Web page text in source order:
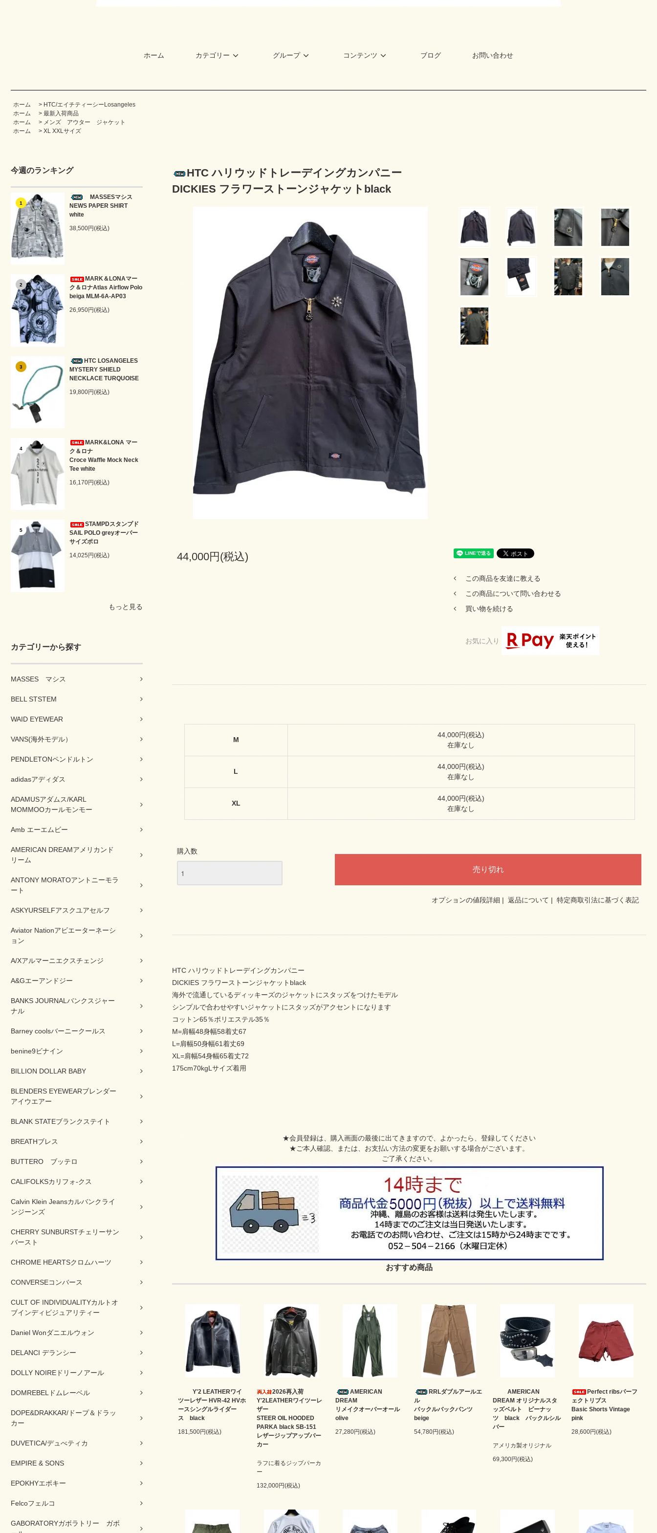
ホーム カテゴリー グループ コンテンツ ブログ お問い合わせ
ホーム > HTC/エイチティーシーLosangeles
ホーム
> 最新入荷商品
ホーム
> メンズ アウター ジャケット
ホーム
> XL XXLサイズ
今週のランキング
1
MASSESマシス
NEWS PAPER SHIRT
white
38,500円(税込)
2
MARK＆LONAマー
ク＆ロナAtlas Airflow Polo
beiga MLM-6A-AP03
26,950円(税込)
3
HTC LOSANGELES
MYSTERY SHIELD
NECKLACE TURQUOISE
19,800円(税込)
4
MARK&LONA マー
ク＆ロナ
Croce Waffle Mock Neck
Tee white
16,170円(税込)
5
STAMPDスタンプド
SAIL POLO greyオーバー
サイズポロ
14,025円(税込)
もっと見る
カテゴリーから探す
MASSES マシス
BELL STSTEM
WAID EYEWEAR
VANS(海外モデル）
PENDLETONペンドルトン
adidasアディダス
ADAMUSアダムス/KARL
MOMMOOカールモンモー
Amb エーエムビー
AMERICAN DREAMアメリカンド
リーム
ANTONY MORATOアントニーモラ
ート
ASKYURSELFアスクユアセルフ
Aviator Nationアビエーターネーシ
ョン
A/Xアルマーニエクスチェンジ
A&Gエーアンドジー
BANKS JOURNALバンクスジャー
ナル
Barney coolsバーニークールス
benine9ビナイン
BILLION DOLLAR BABY
BLENDERS EYEWEARブレンダー
アイウエアー
BLANK STATEブランクステイト
BREATHブレス
BUTTERO ブッテロ
CALIFOLKSカリフォ-クス
Calvin Klein Jeansカルバンクライ
ンジーンズ
CHERRY SUNBURSTチェリーサン
バースト
CHROME HEARTSクロムハーツ
CONVERSEコンバース
CULT OF INDIVIDUALITYカルトオ
ブインディビジュアリティー
Daniel Wonダニエルウォン
DELANCI デランシー
DOLLY NOIREドリーノアール
DOMREBELドムレーベル
DOPE&DRAKKAR/ドープ＆ドラッ
カー
DUVETICA/デュべティカ
EMPIRE & SONS
EPOKHYエポキー
Felcoフェルコ
GABORATORYガボラトリー ガボ
HTC ハリウッドトレーデイングカンパニー
DICKIES フラワーストーンジャケットblack
44,000円(税込)
この商品を友達に教える
この商品について問い合わせる
買い物を続ける
お気に入り
M
44,000円(税込)
在庫なし
L
44,000円(税込)
在庫なし
XL
44,000円(税込)
在庫なし
購入数
オプションの値段詳細 | 返品について | 特定商取引法に基づく表記
HTC ハリウッドトレーデイングカンパニー
DICKIES フラワーストーンジャケットblack
海外で流通しているディッキーズのジャケットにスタッズをつけたモデル
シンプルで合わせやすいジャケットにスタッズがアクセントになります
コットン65％ポリエステル35％
M=肩幅48身幅58着丈67
L=肩幅50身幅61着丈69
XL=肩幅54身幅65着丈72
175cm70kgLサイズ着用
★会員登録は、購入画面の最後に出てきますので、よかったら、登録してください
★ご本人確認、または、お支払い方法の変更をお願いする場合がございます。
ご了承ください。
おすすめ商品
Y'2 LEATHERワイ
ツーレザー HVR-42 HVホ
ースシングルライダー
ス black
181,500円(税込)
2026再入荷
Y'2LEATHERワイツーレ
ザー
STEER OIL HOODED
PARKA black SB-151
レザージップアップパー
カー
ラフに着るジップパーカ
ー
132,000円(税込)
AMERICAN
DREAM
リメイクオーバーオール
olive
27,280円(税込)
RRLダブルアールエ
ル
バックルバックパンツ
beige
54,780円(税込)
AMERICAN
DREAM オリジナルスタ
ッズベルト ピーナッ
ツ black バックルシル
バー
アメリカ製オリジナル
69,300円(税込)
Perfect ribsパーフ
ェクトリブス
Basic Shorts Vintage
pink
28,600円(税込)